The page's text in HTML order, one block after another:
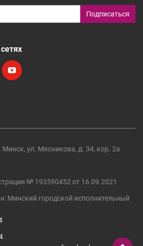
Подписаться
Минск, ул. Мясникова, д. 34, кор. 2а
№ 193590452 от 16.09.2021
Минский городской исполнительный